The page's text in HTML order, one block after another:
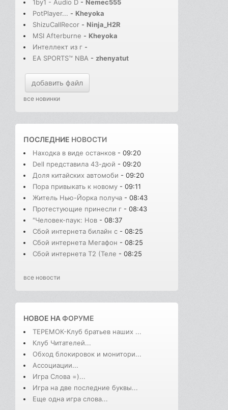
1by1 - Audio D - Nemec555
PotPlayer... - Kheyoka
ShizuCallRecor - Ninja_H2R
MSI Afterburne - Kheyoka
Интеллект из г -
EA SPORTS™ NBA - zhenyatut
добавить файл
все новинки
ПОСЛЕДНИЕ НОВОСТИ
Находка в виде останков - 09:20
Dell представила 43-дюй - 09:20
Доля китайских автомоби - 09:20
Пора привыкать к новому - 09:11
Житель Нью-Йорка получа - 08:43
Протестующие принесли г - 08:43
"Человек-паук: Нов - 08:37
Сбой интернета билайн с - 08:25
Сбой интернета Мегафон - 08:25
Сбой интернета T2 (Теле - 08:25
все новости
НОВОЕ НАФОРУМЕ
ТЕРЕМОК-Клуб братьев наших ...
Клуб Читателей...
Обход блокировок и монитори...
Ассоциации...
Игра Слова =)...
Игра на две последние буквы...
Еще одна игра слова...